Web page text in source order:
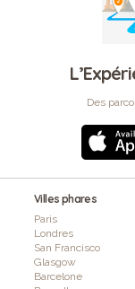
Des
Villes phares
Paris
Londres
San Francisco
Glasgow
Barcelone